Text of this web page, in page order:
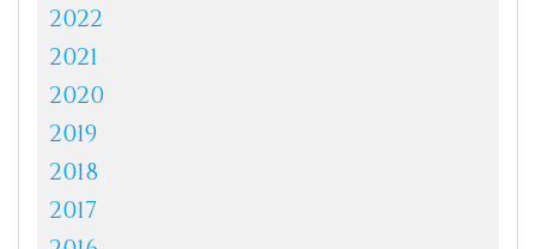
2022
2021
2020
2019
2018
2017